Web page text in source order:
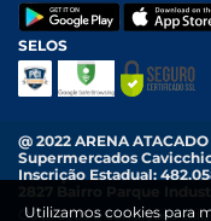
SELOS
@ 2022 ARENA
Supermercados
Inscrição Estadual:
Os preços e condições
Utilizamos cookies para